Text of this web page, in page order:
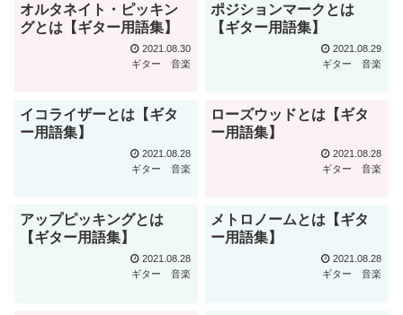
オルタネイト・ピッキン
グとは【ギター用語集】
2021.08.30
ギター
音楽
ポジションマークとは
【ギター用語集】
2021.08.29
ギター
音楽
イコライザーとは【ギタ
ー用語集】
2021.08.28
ギター
音楽
ローズウッドとは【ギタ
ー用語集】
2021.08.28
ギター
音楽
アップピッキングとは
【ギター用語集】
2021.08.28
ギター
音楽
メトロノームとは【ギタ
ー用語集】
2021.08.28
ギター
音楽